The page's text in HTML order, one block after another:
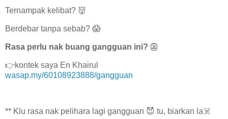
Ternampak kelibat? 👹
Berdebar tanpa sebab? 😱
Rasa perlu nak buang gangguan ini? 👺
👉kontek saya En Khairul
wasap.my/60108923888/gangguan
** Klu rasa nak pelihara lagi gangguan 😈 tu, biarkan la☠️